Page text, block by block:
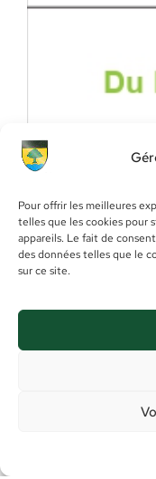
Pour offrir les meilleures
telles que les cookies pour
appareils. Le fait de
des données telles que le
sur ce site.